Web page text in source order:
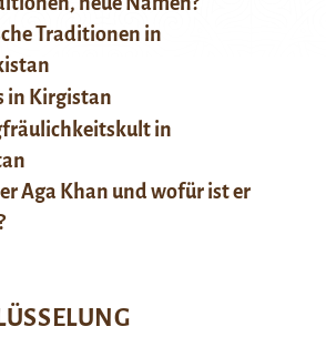
Traditionen in
in Kirgistan
in
Aga Khan und wofür ist er